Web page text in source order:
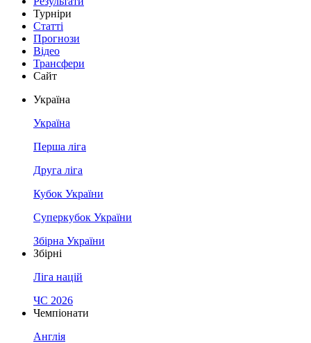
Турніри
Статті
Прогнози
Відео
Трансфери
Сайт
Україна
Україна
Перша ліга
Друга ліга
Кубок України
Суперкубок України
Збірна України
Збірні
Ліга націй
ЧС 2026
Чемпіонати
Англія